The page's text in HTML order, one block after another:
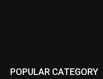
POPULAR CATEGORY